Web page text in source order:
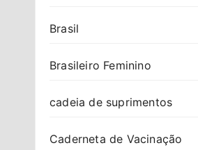
Brasil
Brasileiro Feminino
cadeia de suprimentos
Caderneta de Vacinação